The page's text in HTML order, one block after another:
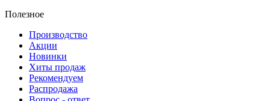
Полезное
Производство
Акции
Новинки
Хиты продаж
Рекомендуем
Распродажа